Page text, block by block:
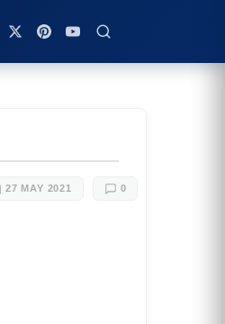
27 MAY 2021 0